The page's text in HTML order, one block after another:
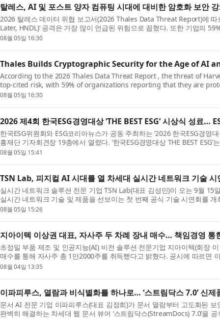
탈레스, AI 및 포스트 양자 컴퓨팅 시대에 대비한 암호화 보안
2026 탈레스 데이터 위협 보고서(2026 Thales Data Threat Report)에
Later, HNDL)’ 공격은 가장 많이 언급된 위험으로 꼽혔다. 또한 기업의
08월 05일 16:30
Thales Builds Cryptographic Security for the Age of AI
According to the 2026 Thales Data Threat Report , the threat of
top-cited risk, with 59% of organizations reporting that they are
08월 05일 16:30
2026 제4회 한국ESG경영대상 ‘THE BEST ESG’ 시상식 성료…
한국ESG위원회와 ESG코리아뉴스가 공동 주최하는 ‘2026 한국ESG경영
흥재단 기자회견장 19층에서 열렸다. ‘한국ESG경영대상 THE BEST ESG’
08월 05일 15:41
TSN Lab, 피지컬 AI 시대를 열 차세대 실시간 네트워크 기술 시
실시간 네트워크 솔루션 전문 기업 TSN Lab(대표 김성민)이 오는 9월
실시간 네트워크 기술 및 제품을 선보이는 첫 번째 공식 기술 시연회를
08월 05일 15:26
지아이텍 이상권 대표, 자사주 두 차례 장내 매수… 책임경영 통
초정밀 부품 제조 및 인공지능(AI) 비전 솔루션 전문기업 지아이텍(회장
매수를 통해 자사주 총 1만2000주를 취득했다고 밝혔다. 공시에 따르면
08월 04일 13:35
이파피루스, 열람과 비식별화를 하나로… ‘스트림닥스 7.0’ 신제
문서 AI 전문 기업 이파피루스(대표 김정희)가 문서 열람부터 고도화된
완벽히 해결하는 차세대 웹 문서 뷰어 ‘스트림닥스(StreamDocs) 7.0’을